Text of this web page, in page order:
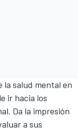
la salud mental en
ir hacia los
Da la impresión
a sus